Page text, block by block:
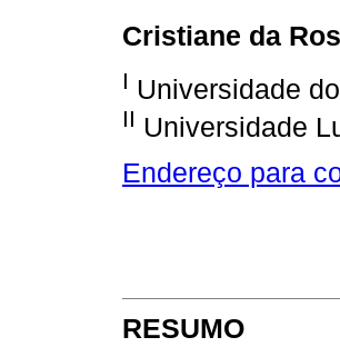
Cristiane da
I Universidade
II Universidade
Endereço para
RESUMO